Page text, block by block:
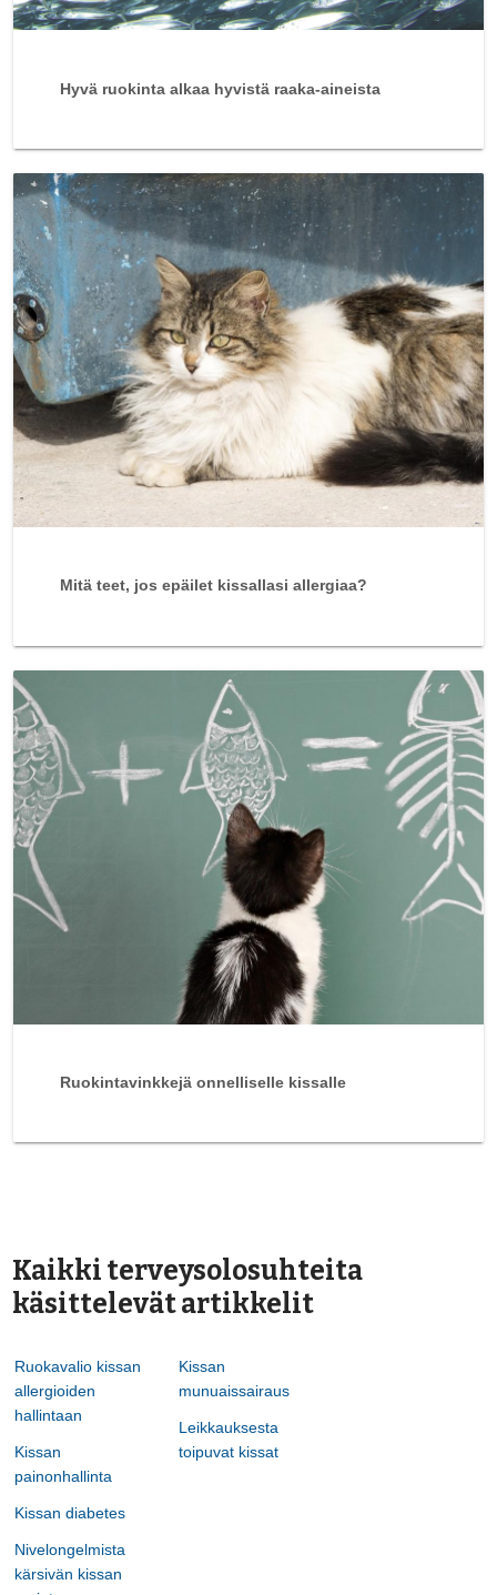
Hyvä ruokinta alkaa hyvistä raaka-aineista
Mitä teet, jos epäilet kissallasi allergiaa?
Ruokintavinkkejä onnelliselle kissalle
Kaikki terveysolosuhteita
käsittelevät artikkelit
Ruokavalio kissan
allergioiden
hallintaan
Kissan
painonhallinta
Kissan diabetes
Nivelongelmista
kärsivän kissan
Kissan
munuaissairaus
Leikkauksesta
toipuvat kissat